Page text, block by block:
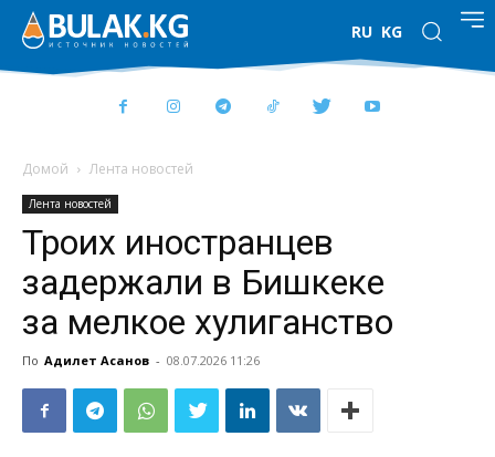
RU KG
Домой Лента новостей
Лента новостей
Троих иностранцев
задержали в Бишкеке
за мелкое хулиганство
По Адилет Асанов - 08.07.2026 11:26